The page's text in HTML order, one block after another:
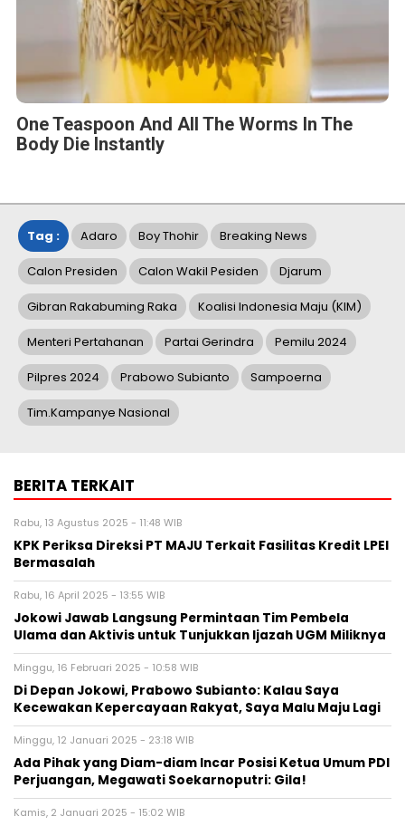
One Teaspoon And All The Worms In The
Body Die Instantly
Tag : Adaro Boy Thohir Breaking News
Calon Presiden Calon Wakil Pesiden Djarum
Gibran Rakabuming Raka Koalisi Indonesia Maju (KIM)
Menteri Pertahanan Partai Gerindra Pemilu 2024
Pilpres 2024 Prabowo Subianto Sampoerna
Tim.Kampanye Nasional
BERITA TERKAIT
Rabu, 13 Agustus 2025 - 11:48 WIB
KPK Periksa Direksi PT MAJU Terkait Fasilitas Kredit LPEI
Bermasalah
Rabu, 16 April 2025 - 13:55 WIB
Jokowi Jawab Langsung Permintaan Tim Pembela
Ulama dan Aktivis untuk Tunjukkan Ijazah UGM Miliknya
Minggu, 16 Februari 2025 - 10:58 WIB
Di Depan Jokowi, Prabowo Subianto: Kalau Saya
Kecewakan Kepercayaan Rakyat, Saya Malu Maju Lagi
Minggu, 12 Januari 2025 - 23:18 WIB
Ada Pihak yang Diam-diam Incar Posisi Ketua Umum PDI
Perjuangan, Megawati Soekarnoputri: Gila!
Kamis, 2 Januari 2025 - 15:02 WIB